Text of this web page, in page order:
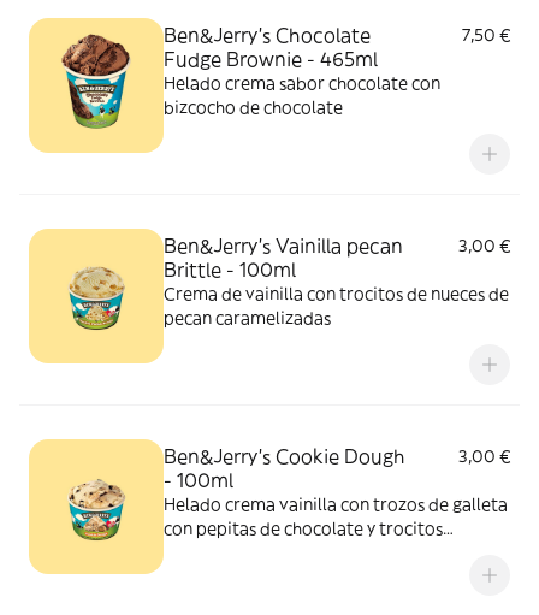
Ben&Jerry’s Chocolate
Fudge Brownie - 465ml
7,50 €
Helado crema sabor chocolate con
bizcocho de chocolate
Ben&Jerry’s Vainilla pecan
Brittle - 100ml
3,00 €
Crema de vainilla con trocitos de nueces de
pecan caramelizadas
Ben&Jerry’s Cookie Dough
- 100ml
3,00 €
Helado crema vainilla con trozos de galleta
con pepitas de chocolate y trocitos